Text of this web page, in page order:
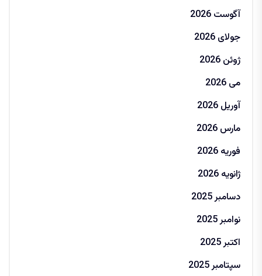
آگوست 2026
جولای 2026
ژوئن 2026
می 2026
آوریل 2026
مارس 2026
فوریه 2026
ژانویه 2026
دسامبر 2025
نوامبر 2025
اکتبر 2025
سپتامبر 2025